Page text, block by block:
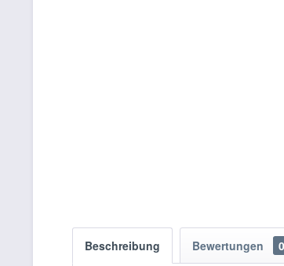
Beschreibung Bewertungen 0